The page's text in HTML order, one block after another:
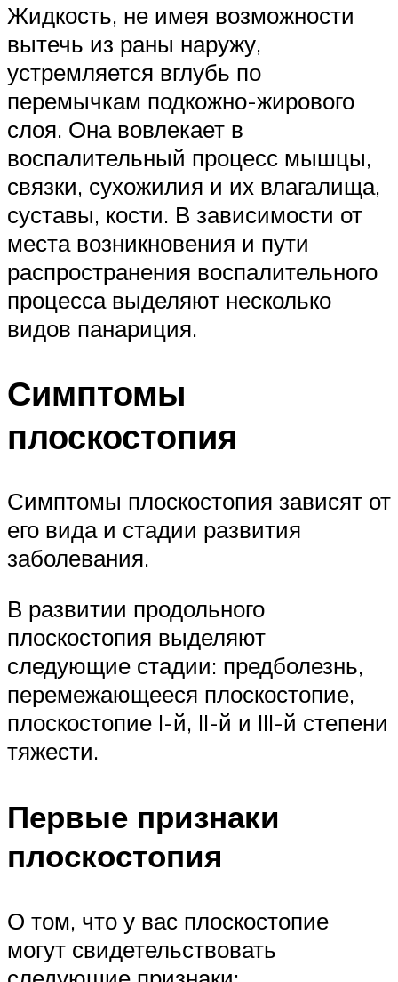
Жидкость, не имея возможности
вытечь из раны наружу,
устремляется вглубь по
перемычкам подкожно-жирового
слоя. Она вовлекает в
воспалительный процесс мышцы,
связки, сухожилия и их влагалища,
суставы, кости. В зависимости от
места возникновения и пути
распространения воспалительного
процесса выделяют несколько
видов панариция.
Симптомы
плоскостопия
Симптомы плоскостопия зависят от
его вида и стадии развития
заболевания.
В развитии продольного
плоскостопия выделяют
следующие стадии: предболезнь,
перемежающееся плоскостопие,
плоскостопие I-й, II-й и III-й степени
тяжести.
Первые признаки
плоскостопия
О том, что у вас плоскостопие
могут свидетельствовать